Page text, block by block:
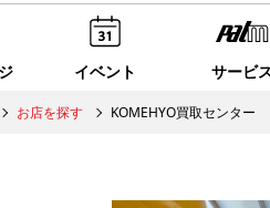
イベント サービ
お店を探す KOMEHYO買取センター